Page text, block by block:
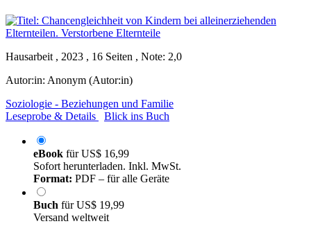
Hausarbeit , 2023 , 16 Seiten , Note: 2,0
Autor:in: Anonym (Autor:in)
Soziologie - Beziehungen und Familie
Leseprobe & Details
Blick ins Buch
eBook fürUS$ 16,99
Sofort herunterladen. Inkl. MwSt.
Format: PDF – für alle Geräte
Buch fürUS$ 19,99
Versand weltweit